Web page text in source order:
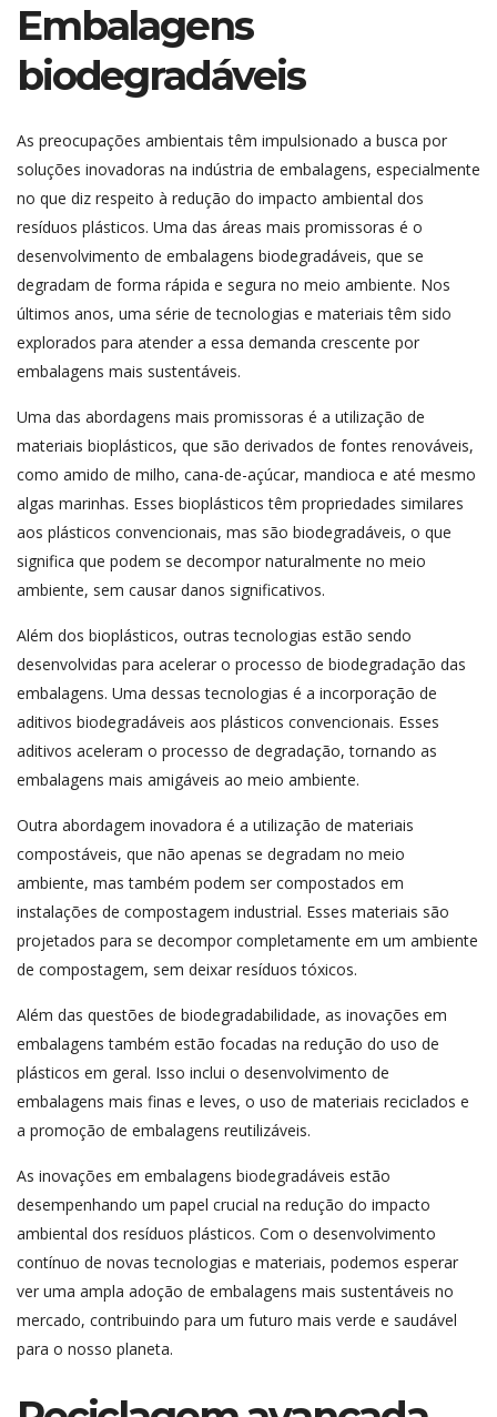
Embalagens
biodegradáveis
As preocupações ambientais têm impulsionado a busca por
soluções inovadoras na indústria de embalagens, especialmente
no que diz respeito à redução do impacto ambiental dos
resíduos plásticos. Uma das áreas mais promissoras é o
desenvolvimento de embalagens biodegradáveis, que se
degradam de forma rápida e segura no meio ambiente. Nos
últimos anos, uma série de tecnologias e materiais têm sido
explorados para atender a essa demanda crescente por
embalagens mais sustentáveis.
Uma das abordagens mais promissoras é a utilização de
materiais bioplásticos, que são derivados de fontes renováveis,
como amido de milho, cana-de-açúcar, mandioca e até mesmo
algas marinhas. Esses bioplásticos têm propriedades similares
aos plásticos convencionais, mas são biodegradáveis, o que
significa que podem se decompor naturalmente no meio
ambiente, sem causar danos significativos.
Além dos bioplásticos, outras tecnologias estão sendo
desenvolvidas para acelerar o processo de biodegradação das
embalagens. Uma dessas tecnologias é a incorporação de
aditivos biodegradáveis aos plásticos convencionais. Esses
aditivos aceleram o processo de degradação, tornando as
embalagens mais amigáveis ao meio ambiente.
Outra abordagem inovadora é a utilização de materiais
compostáveis, que não apenas se degradam no meio
ambiente, mas também podem ser compostados em
instalações de compostagem industrial. Esses materiais são
projetados para se decompor completamente em um ambiente
de compostagem, sem deixar resíduos tóxicos.
Além das questões de biodegradabilidade, as inovações em
embalagens também estão focadas na redução do uso de
plásticos em geral. Isso inclui o desenvolvimento de
embalagens mais finas e leves, o uso de materiais reciclados e
a promoção de embalagens reutilizáveis.
As inovações em embalagens biodegradáveis estão
desempenhando um papel crucial na redução do impacto
ambiental dos resíduos plásticos. Com o desenvolvimento
contínuo de novas tecnologias e materiais, podemos esperar
ver uma ampla adoção de embalagens mais sustentáveis no
mercado, contribuindo para um futuro mais verde e saudável
para o nosso planeta.